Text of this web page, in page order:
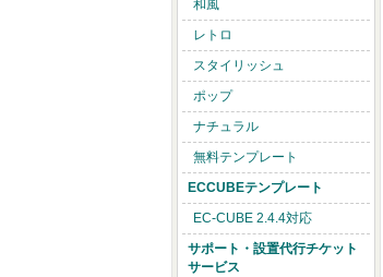
和風
レトロ
スタイリッシュ
ポップ
ナチュラル
無料テンプレート
ECCUBEテンプレート
EC-CUBE 2.4.4対応
サポート・設置代行チケット
サービス